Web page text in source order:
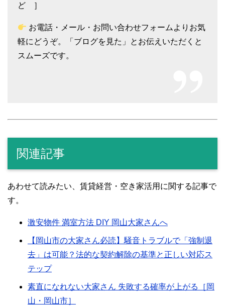
ど ］
お電話・メール・お問い合わせフォームよりお気
軽にどうぞ。「ブログを見た」とお伝えいただくと
スムーズです。
関連記事
あわせて読みたい、賃貸経営・空き家活用に関する記事で
す。
激安物件 満室方法 DIY 岡山大家さんへ
【岡山市の大家さん必読】騒音トラブルで「強制退
去」は可能？法的な契約解除の基準と正しい対応ス
テップ
素直になれない大家さん 失敗する確率が上がる［岡
山・岡山市］